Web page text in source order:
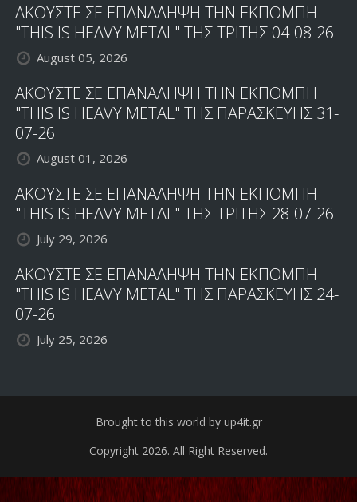
ΑΚΟΥΣΤΕ ΣΕ ΕΠΑΝΑΛΗΨΗ ΤΗΝ ΕΚΠΟΜΠΗ
"THIS IS HEAVY METAL" ΤΗΣ ΤΡΙΤΗΣ 04-08-26
August 05, 2026
ΑΚΟΥΣΤΕ ΣΕ ΕΠΑΝΑΛΗΨΗ ΤΗΝ ΕΚΠΟΜΠΗ
"THIS IS HEAVY METAL" ΤΗΣ ΠΑΡΑΣΚΕΥΗΣ 31-
07-26
August 01, 2026
ΑΚΟΥΣΤΕ ΣΕ ΕΠΑΝΑΛΗΨΗ ΤΗΝ ΕΚΠΟΜΠΗ
"THIS IS HEAVY METAL" ΤΗΣ ΤΡΙΤΗΣ 28-07-26
July 29, 2026
ΑΚΟΥΣΤΕ ΣΕ ΕΠΑΝΑΛΗΨΗ ΤΗΝ ΕΚΠΟΜΠΗ
"THIS IS HEAVY METAL" ΤΗΣ ΠΑΡΑΣΚΕΥΗΣ 24-
07-26
July 25, 2026
Brought to this world by up4it.gr
Copyright 2026. All Right Reserved.